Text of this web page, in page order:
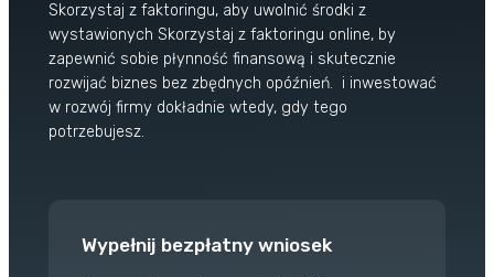
Poradnik
FAQ
Przegląd Pragmatyczny
O nas
O firmie
Opinie klientów
Kontakt
Skorzystaj z faktoringu, aby uwolnić środki z
wystawionych Skorzystaj z faktoringu online, by
zapewnić sobie płynność finansową i skutecznie
rozwijać biznes bez zbędnych opóźnień. i inwestować
w rozwój firmy dokładnie wtedy, gdy tego
potrzebujesz.
Wypełnij bezpłatny wniosek